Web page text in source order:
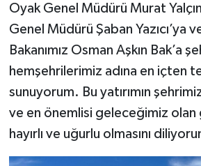
Oyak Genel Müdürü Murat
Genel Müdürü Şaban Yazıcı’ya
Bakanımız Osman Aşkın Bak’a
hemşehrilerimiz adına en içten
sunuyorum. Bu yatırımın
ve en önemlisi geleceğimiz olan
hayırlı ve uğurlu olmasını